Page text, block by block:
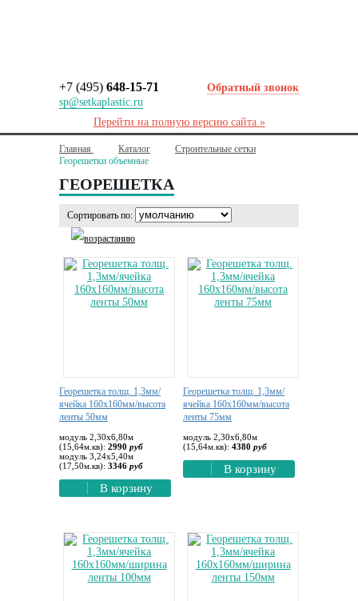
+7 (495) 648-15-71
sp@setkaplastic.ru
Обратный звонок
Перейти на полную версию сайта »
Главная Каталог
Строительные сетки
Георешетки объемные
ГЕОРЕШЕТКА
Сортировать по:
Георешетка толщ. 1,3мм/
ячейка 160х160мм/высота
ленты 50мм
модуль 2,30х6,80м
(15,64м.кв): 2990 руб
модуль 3,24х5,40м
(17,50м.кв): 3346 руб
В корзину
Георешетка толщ. 1,3мм/
ячейка 160х160мм/высота
ленты 75мм
модуль 2,30х6,80м
(15,64м.кв): 4380 руб
В корзину